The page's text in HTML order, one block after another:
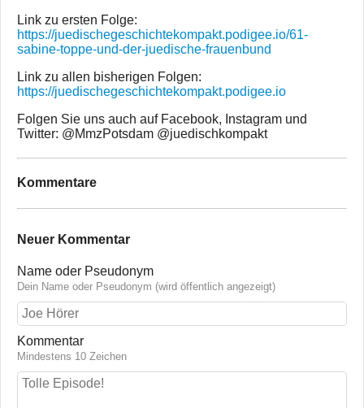
Link zu ersten Folge:
https://juedischegeschichtekompakt.podigee.io/61-
sabine-toppe-und-der-juedische-frauenbund
Link zu allen bisherigen Folgen:
https://juedischegeschichtekompakt.podigee.io
Folgen Sie uns auch auf Facebook, Instagram und
Twitter: @MmzPotsdam @juedischkompakt
Kommentare
Neuer Kommentar
Name oder Pseudonym
Dein Name oder Pseudonym (wird öffentlich angezeigt)
Kommentar
Mindestens 10 Zeichen